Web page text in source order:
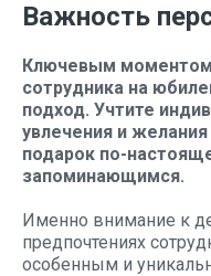
Важность
Ключевым моментом
сотрудника на
подход. Учтите
увлечения и
подарок по-
запоминающимся.
Именно внимание к
предпочтениях
особенным и